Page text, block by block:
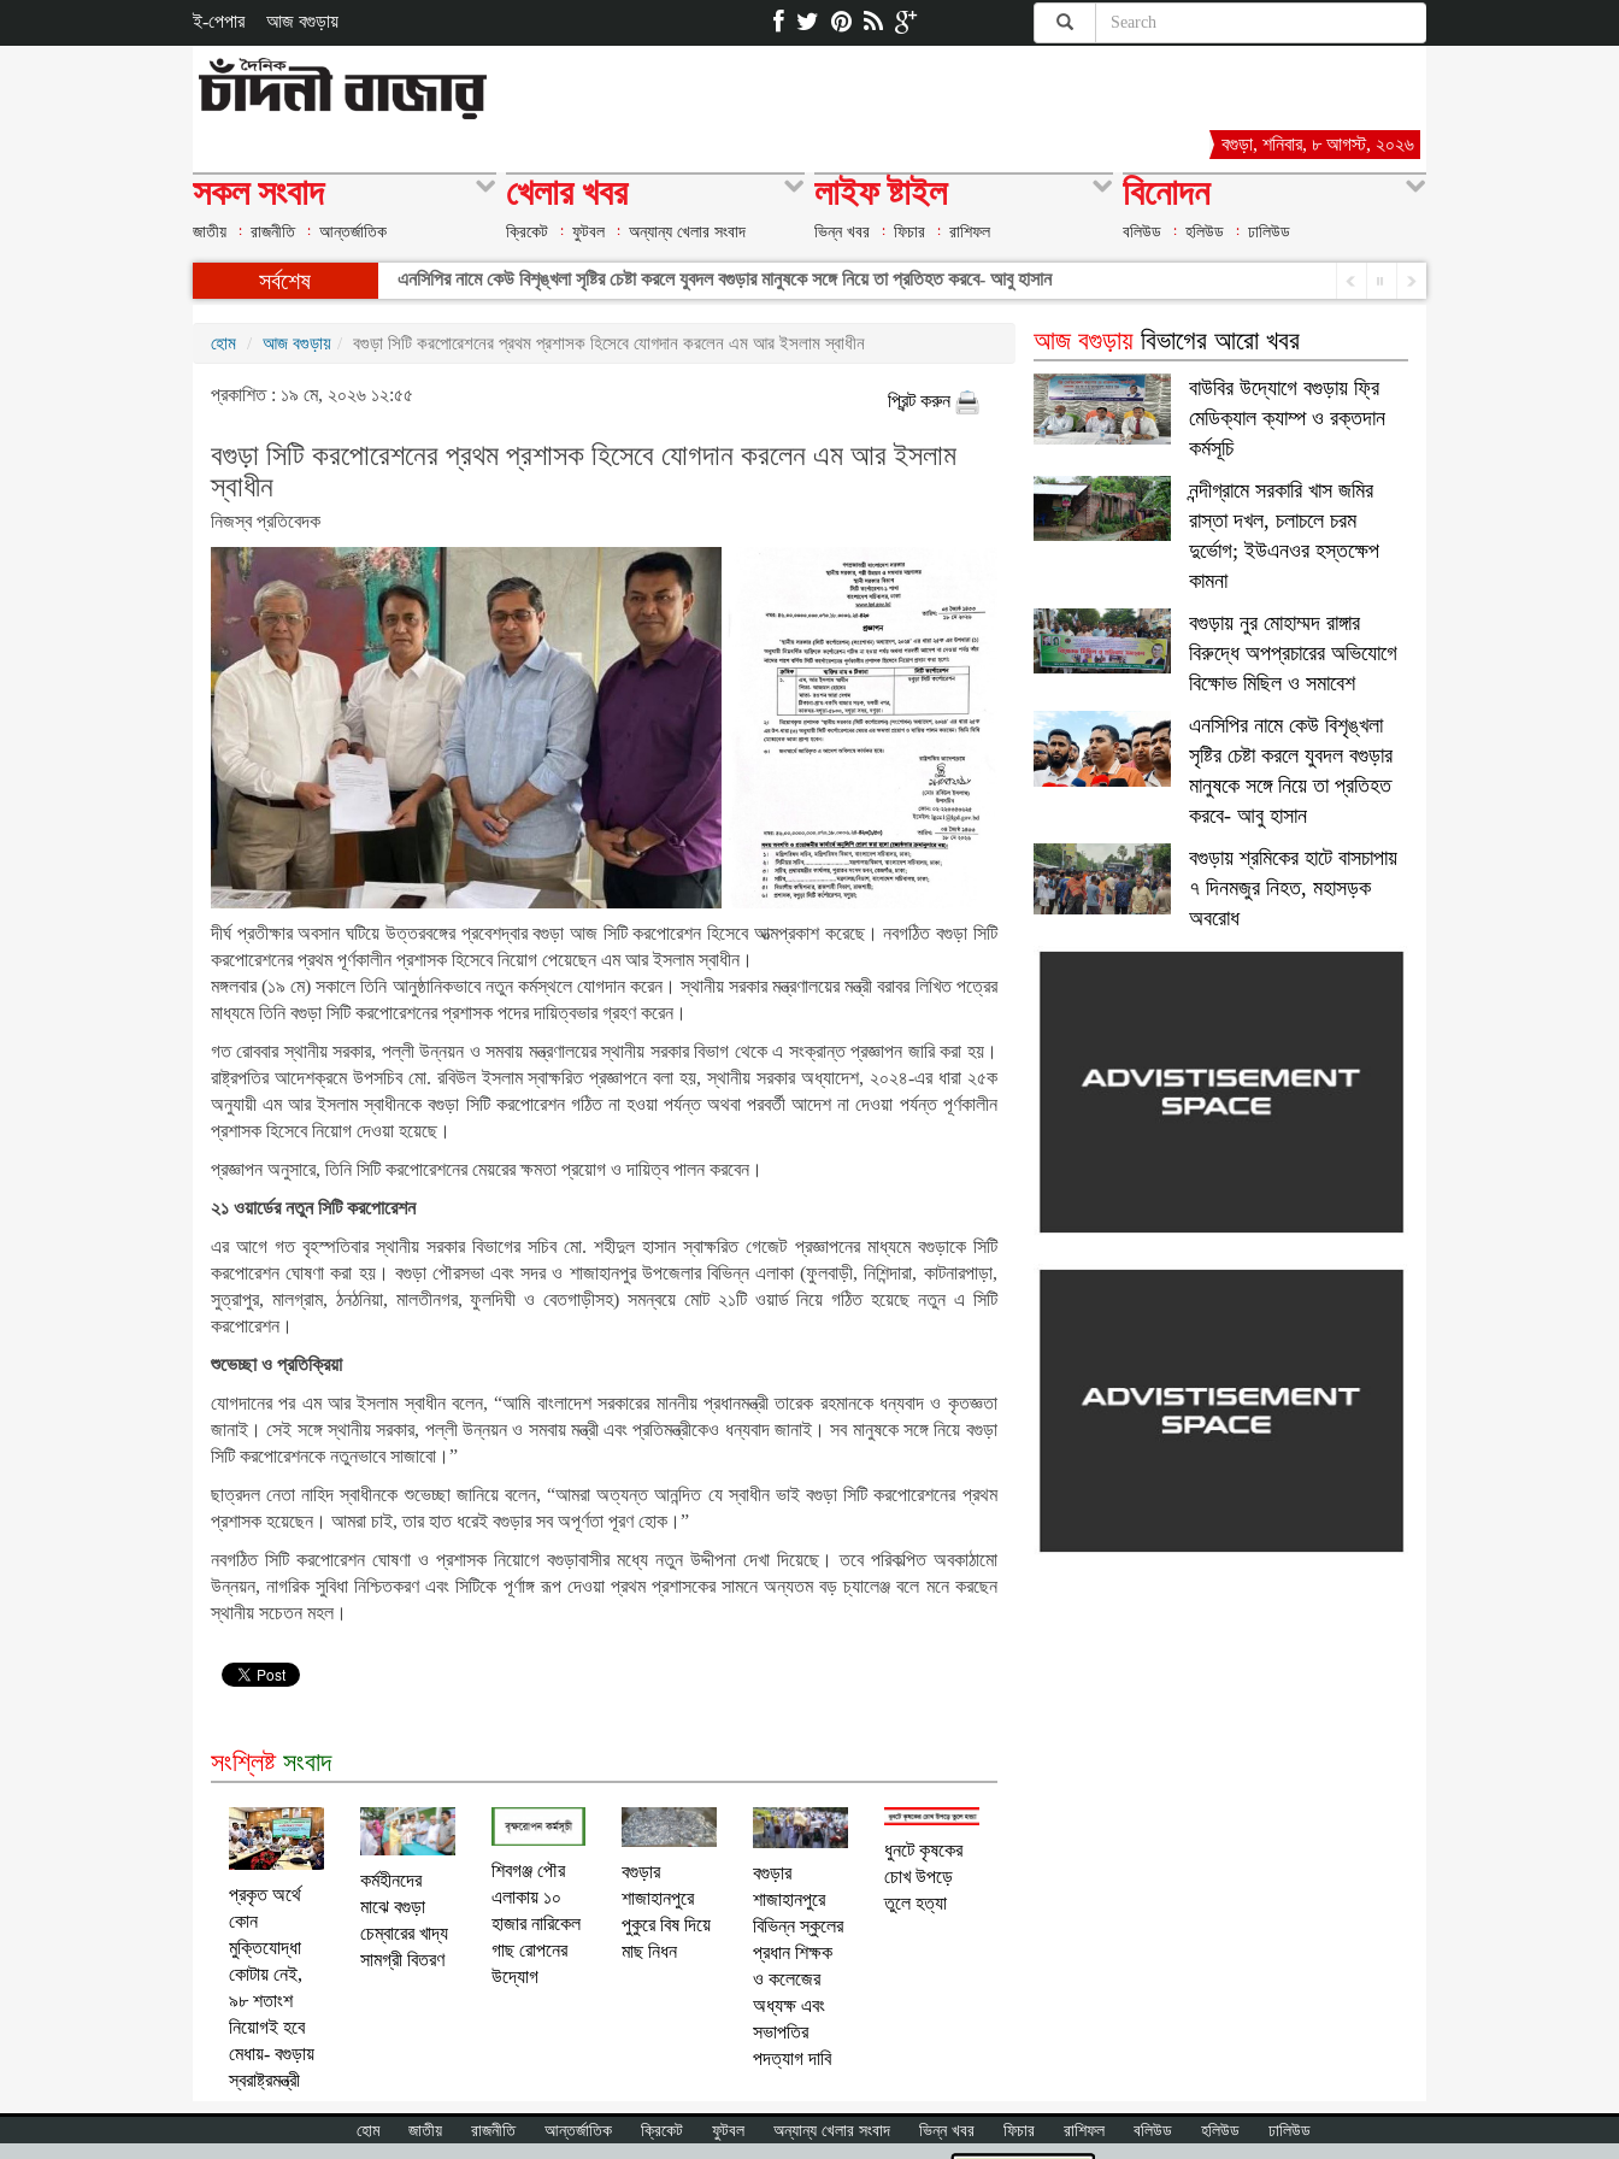
ই-পেপার আজ বগুড়ায়
বগুড়া, শনিবার, ৮ আগস্ট, ২০২৬
সকল সংবাদ
জাতীয় রাজনীতি আন্তর্জাতিক
খেলার খবর
ক্রিকেট ফুটবল অন্যান্য খেলার সংবাদ
লাইফ ষ্টাইল
ভিন্ন খবর ফিচার রাশিফল
বিনোদন
বলিউড হলিউড ঢালিউড
সর্বশেষ এনসিপির নামে কেউ বিশৃঙ্খলা সৃষ্টির চেষ্টা করলে যুবদল বগুড়ার মানুষকে সঙ্গে নিয়ে তা প্রতিহত করবে- আবু হাসান
হোম আজ বগুড়ায় বগুড়া সিটি করপোরেশনের প্রথম প্রশাসক হিসেবে যোগদান করলেন এম আর ইসলাম স্বাধীন
প্রকাশিত : ১৯ মে, ২০২৬ ১২:৫৫ প্রিন্ট করুন
বগুড়া সিটি করপোরেশনের প্রথম প্রশাসক হিসেবে যোগদান করলেন এম আর ইসলাম
স্বাধীন
নিজস্ব প্রতিবেদক
দীর্ঘ প্রতীক্ষার অবসান ঘটিয়ে উত্তরবঙ্গের প্রবেশদ্বার বগুড়া আজ সিটি করপোরেশন হিসেবে আত্মপ্রকাশ করেছে। নবগঠিত বগুড়া সিটি
করপোরেশনের প্রথম পূর্ণকালীন প্রশাসক হিসেবে নিয়োগ পেয়েছেন এম আর ইসলাম স্বাধীন।
মঙ্গলবার (১৯ মে) সকালে তিনি আনুষ্ঠানিকভাবে নতুন কর্মস্থলে যোগদান করেন। স্থানীয় সরকার মন্ত্রণালয়ের মন্ত্রী বরাবর লিখিত পত্রের
মাধ্যমে তিনি বগুড়া সিটি করপোরেশনের প্রশাসক পদের দায়িত্বভার গ্রহণ করেন।
গত রোববার স্থানীয় সরকার, পল্লী উন্নয়ন ও সমবায় মন্ত্রণালয়ের স্থানীয় সরকার বিভাগ থেকে এ সংক্রান্ত প্রজ্ঞাপন জারি করা হয়।
রাষ্ট্রপতির আদেশক্রমে উপসচিব মো. রবিউল ইসলাম স্বাক্ষরিত প্রজ্ঞাপনে বলা হয়, স্থানীয় সরকার অধ্যাদেশ, ২০২৪-এর ধারা ২৫ক
অনুযায়ী এম আর ইসলাম স্বাধীনকে বগুড়া সিটি করপোরেশন গঠিত না হওয়া পর্যন্ত অথবা পরবর্তী আদেশ না দেওয়া পর্যন্ত পূর্ণকালীন
প্রশাসক হিসেবে নিয়োগ দেওয়া হয়েছে।
প্রজ্ঞাপন অনুসারে, তিনি সিটি করপোরেশনের মেয়রের ক্ষমতা প্রয়োগ ও দায়িত্ব পালন করবেন।
২১ ওয়ার্ডের নতুন সিটি করপোরেশন
এর আগে গত বৃহস্পতিবার স্থানীয় সরকার বিভাগের সচিব মো. শহীদুল হাসান স্বাক্ষরিত গেজেট প্রজ্ঞাপনের মাধ্যমে বগুড়াকে সিটি
করপোরেশন ঘোষণা করা হয়। বগুড়া পৌরসভা এবং সদর ও শাজাহানপুর উপজেলার বিভিন্ন এলাকা (ফুলবাড়ী, নিশিন্দারা, কাটনারপাড়া,
সুত্রাপুর, মালগ্রাম, ঠনঠনিয়া, মালতীনগর, ফুলদিঘী ও বেতগাড়ীসহ) সমন্বয়ে মোট ২১টি ওয়ার্ড নিয়ে গঠিত হয়েছে নতুন এ সিটি
করপোরেশন।
শুভেচ্ছা ও প্রতিক্রিয়া
যোগদানের পর এম আর ইসলাম স্বাধীন বলেন, “আমি বাংলাদেশ সরকারের মাননীয় প্রধানমন্ত্রী তারেক রহমানকে ধন্যবাদ ও কৃতজ্ঞতা
জানাই। সেই সঙ্গে স্থানীয় সরকার, পল্লী উন্নয়ন ও সমবায় মন্ত্রী এবং প্রতিমন্ত্রীকেও ধন্যবাদ জানাই। সব মানুষকে সঙ্গে নিয়ে বগুড়া
সিটি করপোরেশনকে নতুনভাবে সাজাবো।”
ছাত্রদল নেতা নাহিদ স্বাধীনকে শুভেচ্ছা জানিয়ে বলেন, “আমরা অত্যন্ত আনন্দিত যে স্বাধীন ভাই বগুড়া সিটি করপোরেশনের প্রথম
প্রশাসক হয়েছেন। আমরা চাই, তার হাত ধরেই বগুড়ার সব অপূর্ণতা পূরণ হোক।”
নবগঠিত সিটি করপোরেশন ঘোষণা ও প্রশাসক নিয়োগে বগুড়াবাসীর মধ্যে নতুন উদ্দীপনা দেখা দিয়েছে। তবে পরিকল্পিত অবকাঠামো
উন্নয়ন, নাগরিক সুবিধা নিশ্চিতকরণ এবং সিটিকে পূর্ণাঙ্গ রূপ দেওয়া প্রথম প্রশাসকের সামনে অন্যতম বড় চ্যালেঞ্জ বলে মনে করছেন
স্থানীয় সচেতন মহল।
সংশ্লিষ্ট সংবাদ
প্রকৃত অর্থে
কোন
মুক্তিযোদ্ধা
কোটায় নেই,
৯৮ শতাংশ
নিয়োগই হবে
মেধায়- বগুড়ায়
স্বরাষ্ট্রমন্ত্রী
কর্মহীনদের
মাঝে বগুড়া
চেম্বারের খাদ্য
সামগ্রী বিতরণ
শিবগঞ্জ পৌর
এলাকায় ১০
হাজার নারিকেল
গাছ রোপনের
উদ্যোগ
বগুড়ার
শাজাহানপুরে
পুকুরে বিষ দিয়ে
মাছ নিধন
বগুড়ার
শাজাহানপুরে
বিভিন্ন স্কুলের
প্রধান শিক্ষক
ও কলেজের
অধ্যক্ষ এবং
সভাপতির
পদত্যাগ দাবি
ধুনটে কৃষকের
চোখ উপড়ে
তুলে হত্যা
আজ বগুড়ায়বিভাগের আরো খবর
বাউবির উদ্যোগে বগুড়ায় ফ্রি
মেডিক্যাল ক্যাম্প ও রক্তদান
কর্মসূচি
নন্দীগ্রামে সরকারি খাস জমির
রাস্তা দখল, চলাচলে চরম
দুর্ভোগ; ইউএনওর হস্তক্ষেপ
কামনা
বগুড়ায় নুর মোহাম্মদ রাঙ্গার
বিরুদ্ধে অপপ্রচারের অভিযোগে
বিক্ষোভ মিছিল ও সমাবেশ
এনসিপির নামে কেউ বিশৃঙ্খলা
সৃষ্টির চেষ্টা করলে যুবদল বগুড়ার
মানুষকে সঙ্গে নিয়ে তা প্রতিহত
করবে- আবু হাসান
বগুড়ায় শ্রমিকের হাটে বাসচাপায়
৭ দিনমজুর নিহত, মহাসড়ক
অবরোধ
হোম জাতীয় রাজনীতি আন্তর্জাতিক ক্রিকেট ফুটবল অন্যান্য খেলার সংবাদ ভিন্ন খবর ফিচার রাশিফল বলিউড হলিউড ঢালিউড